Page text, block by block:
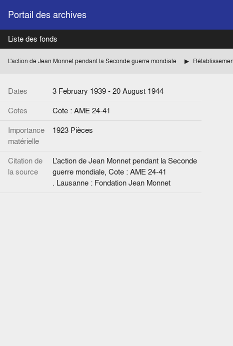
Portail des archives
Liste des fonds
L'action de Jean Monnet pendant la Seconde guerre mondiale
Dates
3 February 1939 - 20 August 1944
Cotes
Cote : AME 24-41
Importance
matérielle
1923 Pièces
Citation de
la source
L'action de Jean Monnet pendant la Seconde
guerre mondiale, Cote : AME 24-41
. Lausanne : Fondation Jean Monnet